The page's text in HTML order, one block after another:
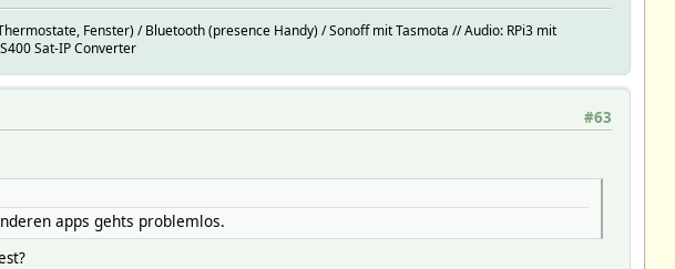
Fenster) / Bluetooth (presence Handy) / Sonoff mit Tasmota // Audio: RPi3 mit
Sat-IP Converter
#63
apps gehts problemlos.